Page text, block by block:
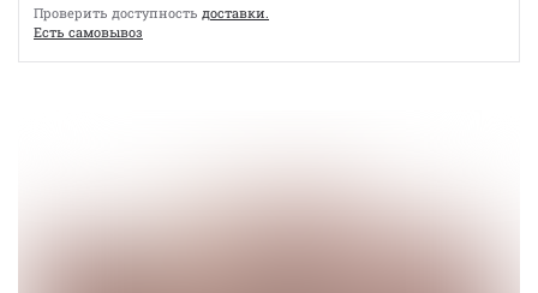
Проверить доступность доставки.
Eсть cамовывоз